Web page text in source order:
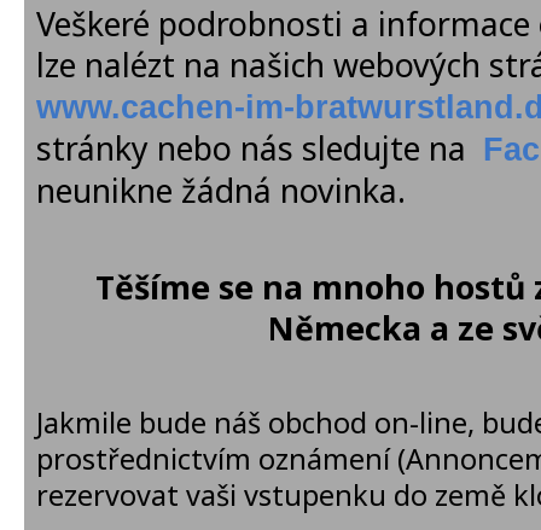
Veškeré podrobnosti a informace
lze nalézt na našich webových
www.cachen-im-
stránky nebo nás sledujte na
neunikne žádná novinka.
Těšíme se na mnoho
Německa a ze
Jakmile bude náš obchod on-line,
prostřednictvím oznámení
rezervovat vaši vstupenku do země